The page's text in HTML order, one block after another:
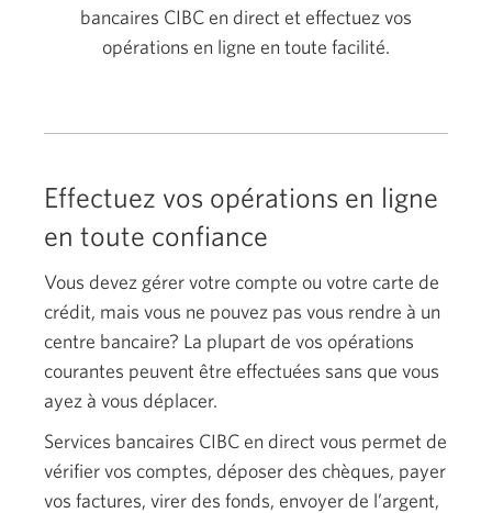
bancaires CIBC en direct et effectuez vos
opérations en ligne en toute facilité.
Effectuez vos opérations en ligne
en toute confiance
Vous devez gérer votre compte ou votre carte de
crédit, mais vous ne pouvez pas vous rendre à un
centre bancaire? La plupart de vos opérations
courantes peuvent être effectuées sans que vous
ayez à vous déplacer.
Services bancaires CIBC en direct vous permet de
vérifier vos comptes, déposer des chèques, payer
vos factures, virer des fonds, envoyer de l’argent,